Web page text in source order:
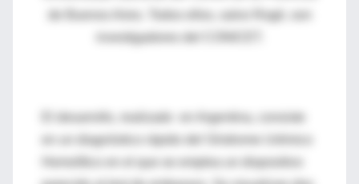
de Buenos Aires. Todos ellos, salvo Rogé, son
investigadores del CONICET.
El desarrollo, realizado en Argentina, consiste
en un diagnóstico rápido del Síndrome Urémico